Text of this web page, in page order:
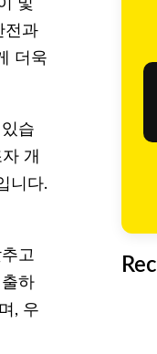
및
전과
더욱
습
개
니다.
고
하
, 우